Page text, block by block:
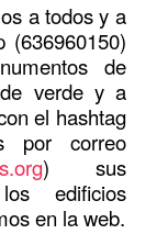
a todos y a
(636960150)
de
verde y a
el hashtag
por correo
) sus
edificios
en la web.